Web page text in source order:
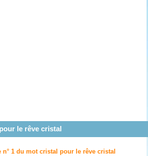
le rêve cristal
n° 1 du mot cristal pour le rêvecristal